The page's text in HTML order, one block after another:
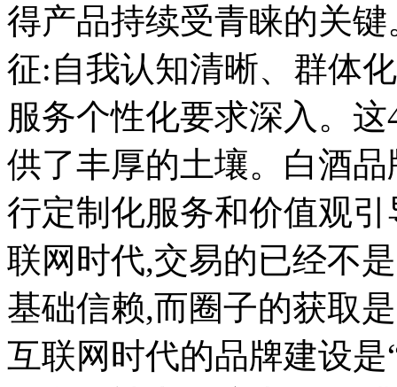
得产品持续受青睐的关
征:自我认知清晰、群体
服务个性化要求深入。
供了丰厚的土壤。白酒
行定制化服务和价值观
联网时代,交易的已经不
基础信赖,而圈子的获取
互联网时代的品牌建设